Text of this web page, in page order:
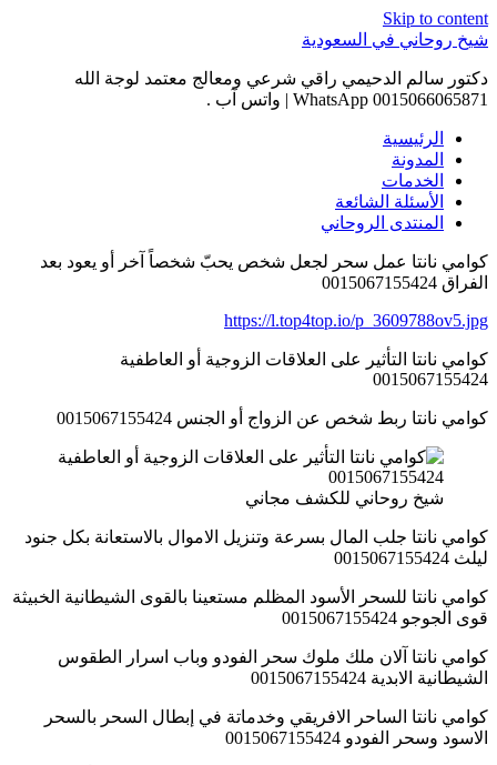
Skip to content
شيخ روحاني في السعودية
دكتور سالم الدحيمي راقي شرعي ومعالج معتمد لوجة الله
0015066065871 WhatsApp | واتس آب .
الرئيسية
المدونة
الخدمات
الأسئلة الشائعة
المنتدى الروحاني
كوامي نانتا عمل سحر لجعل شخص يحبّ شخصاً آخر أو يعود بعد
الفراق 0015067155424
https://l.top4top.io/p_3609788ov5.jpg
كوامي نانتا التأثير على العلاقات الزوجية أو العاطفية
0015067155424
كوامي نانتا ربط شخص عن الزواج أو الجنس 0015067155424
شيخ روحاني للكشف مجاني
كوامي نانتا جلب المال بسرعة وتنزيل الاموال بالاستعانة بكل جنود
ليلث 0015067155424
كوامي نانتا للسحر الأسود المظلم مستعينا بالقوى الشيطانية الخبيثة
قوى الجوجو 0015067155424
كوامي نانتا آلان ملك ملوك سحر الفودو وباب اسرار الطقوس
الشيطانية الابدية 0015067155424
كوامي نانتا الساحر الافريقي وخدماتة في إبطال السحر بالسحر
الاسود وسحر الفودو 0015067155424